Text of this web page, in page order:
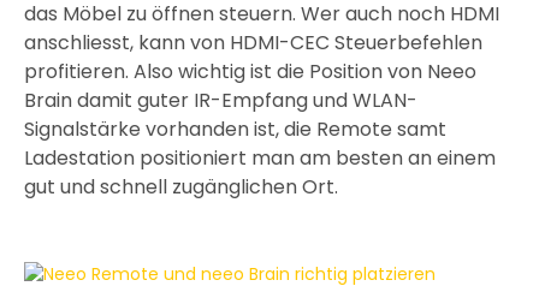
das Möbel zu öffnen steuern. Wer auch noch HDMI
anschliesst, kann von HDMI-CEC Steuerbefehlen
profitieren. Also wichtig ist die Position von Neeo
Brain damit guter IR-Empfang und WLAN-
Signalstärke vorhanden ist, die Remote samt
Ladestation positioniert man am besten an einem
gut und schnell zugänglichen Ort.